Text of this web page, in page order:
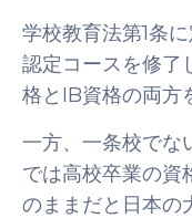
学校教育法第1条
認定コースを修了
格とIB資格の両方
一方、一条校でな
では高校卒業の資
のままだと日本の